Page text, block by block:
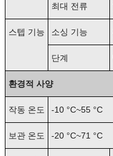
최대 전류
스텝 기능 소싱 기능
단계
환경적 사양
작동 온도 -10 °C~55 °C
보관 온도 -20 °C~71 °C